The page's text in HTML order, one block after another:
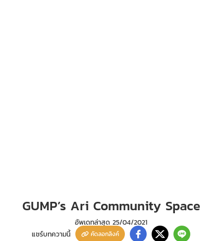
GUMP’s Ari Community Space
อัพเดทล่าสุด 25/04/2021
แชร์บทความนี้
คัดลอกลิงค์